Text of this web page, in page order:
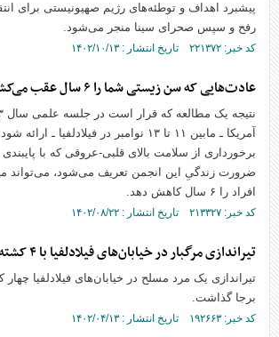
پیشبرد اهداف و توطئه‌های رژیم صهیونیستی برای
رفح و سپس صحرای سینا منجر می‌شود.
کد خبر: ۲۲۱۳۷۲ تاریخ انتشار : ۱۴۰۲/۱۰/۱۳
عادت‌هایی که سن زیستی شما را ۶ سال عقب می‌کشد
آمریکا ـ مابین ۱۱ تا ۱۳ نوامبر در
ضرورت زندگیِ این انجمن تعریف می‌شود، می‌تواند
افراد را ۶ سال کاهش دهد.
کد خبر: ۲۱۳۳۲۷ تاریخ انتشار : ۱۴۰۲/۰۸/۲۲
تیراندازی مرگبار در خیابان‌های فیلادلفیا با ۴ کشته
تیراندازی یک مرد مسلح در خیابان‌های فیلادلفیا
برجا گذاشت.
کد خبر: ۱۹۲۶۶۳ تاریخ انتشار : ۱۴۰۲/۰۴/۱۳